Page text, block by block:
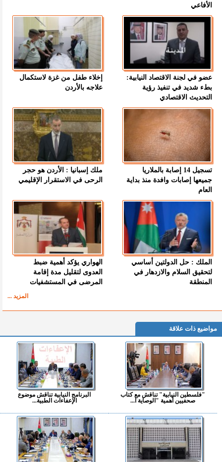
الأفاعي
عضو في لجنة الاقتصاد النيابية:
بطء شديد في تنفيذ رؤية
التحديث الاقتصادي
إخلاء طفل من غزة لاستكمال
علاجه بالأردن
تسجيل 14 إصابة بالملاريا
جميعها إصابات وافدة منذ بداية
العام
ملك إسبانيا : الأردن هو حجر
الرحى في الاستقرار الإقليمي
الملك : حل الدولتين أساسي
لتحقيق السلام والازدهار في
المنطقة
الهواري يؤكد أهمية ضبط
العدوى لتقليل مدة إقامة
المرضى في المستشفيات
المزيد ...
مواضيع ذات علاقة
"فلسطين النيابية" تناقش مع كتاب
صحفيين أهمية "الوصاية ا...
البرنامج النيابية تناقش موضوع
الإعفاءات الطبية...